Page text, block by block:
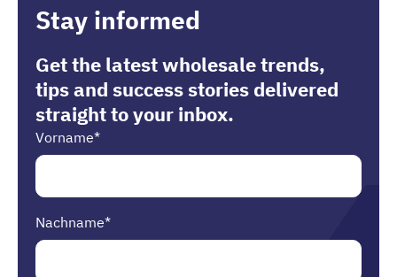
Stay informed
Get the latest wholesale trends,
tips and success stories delivered
straight to your inbox.
Vorname*
Nachname*